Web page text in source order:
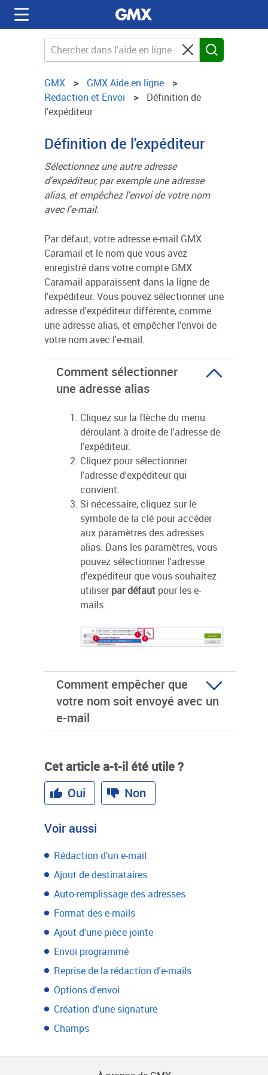
GMX
GMX Aide en ligne
Redaction et Envoi
Définition de
l'expéditeur
Définition de l'expéditeur
Sélectionnez une autre adresse
d'expéditeur, par exemple une adresse
alias, et empêchez l'envoi de votre nom
avec l'e-mail.
Par défaut, votre adresse e-mail GMX
Caramail et le nom que vous avez
enregistré dans votre compte GMX
Caramail apparaissent dans la ligne de
l'expéditeur. Vous pouvez sélectionner une
adresse d'expéditeur différente, comme
une adresse alias, et empêcher l'envoi de
votre nom avec l'e-mail.
Comment sélectionner
une adresse alias
Cliquez sur la flèche du menu
déroulant à droite de l'adresse de
l'expéditeur.
Cliquez pour sélectionner
l'adresse d'expéditeur qui
convient.
Si nécessaire, cliquez sur le
symbole de la clé pour accéder
aux paramètres des adresses
alias. Dans les paramètres, vous
pouvez sélectionner l'adresse
d'expéditeur que vous souhaitez
utiliserpar défaut pour les e-
mails.
Comment empêcher que
votre nom soit envoyé avec un
e-mail
Cet article a-t-il été utile ?
Oui
Non
Voir aussi
Rédaction d'un e-mail
Ajout de destinataires
Auto-remplissage des adresses
Format des e-mails
Ajout d'une pièce jointe
Envoi programmé
Reprise de la rédaction d'e-mails
Options d'envoi
Création d'une signature
Champs